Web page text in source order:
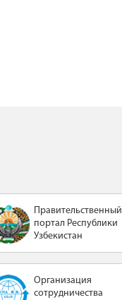
Правительственный
портал Республики
Узбекистан
Организация
сотрудничества